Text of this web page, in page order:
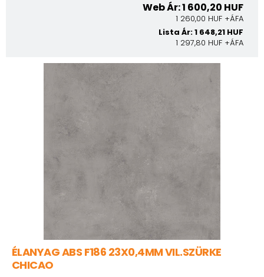
Web Ár: 1 600,20 HUF
1 260,00 HUF +ÁFA
Lista Ár: 1 648,21 HUF
1 297,80 HUF +ÁFA
ÉLANYAG ABS F186 23X0,4MM VIL.SZÜRKE
CHICAO